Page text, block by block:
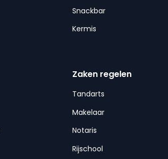
Snackbar
Kermis
Zaken regelen
Tandarts
Makelaar
Notaris
Rijschool